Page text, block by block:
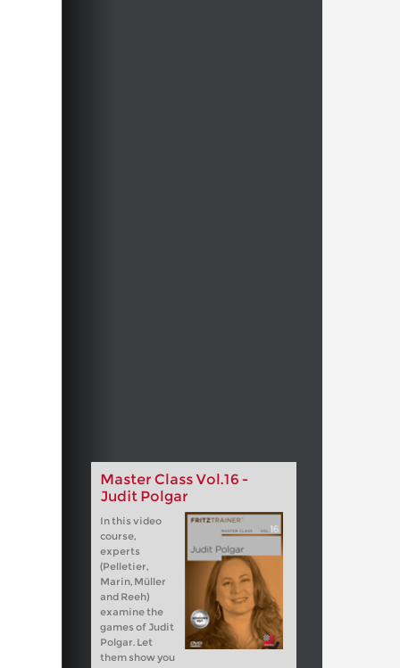
Master Class Vol.16 -
Judit Polgar
In this video
course,
experts
(Pelletier,
Marin, Müller
and Reeh)
examine the
games of Judit
Polgar. Let
them show you